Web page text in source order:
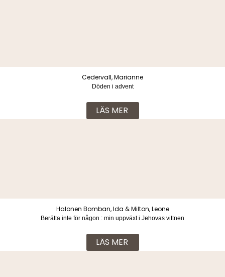
Cedervall, Marianne
Döden i advent
LÄS MER
Halonen Bomban, Ida & Milton, Leone
Berätta inte för någon : min uppväxt i Jehovas vittnen
LÄS MER